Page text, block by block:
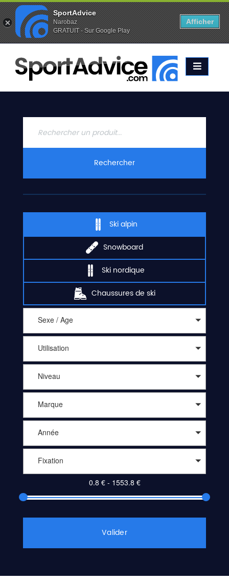
Favoris (0) Alertes (0)
ACCUEIL
SKIS
2020
CONTACT
Rechercher
Ski alpin
Snowboard
Ski nordique
Chaussures de ski
Sexe / Age
Utilisation
Niveau
Marque
Année
Fixation
Valider
SportAdvice
Narobaz
GRATUIT - Sur Google Play
Afficher